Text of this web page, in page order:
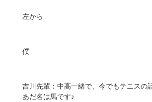
左から
僕
吉川先輩：中高一緒で、今でもテニスの
あだ名は馬です♪